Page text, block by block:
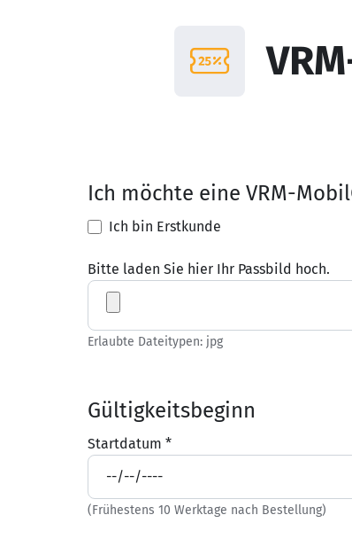
Ich möchte eine VRM-
Ich bin Erstkunde
Bitte laden Sie hier Ihr Passbild hoch.
Erlaubte Dateitypen: jpg
Gültigkeitsbeginn
Startdatum *
(Frühestens 10 Werktage nach Bestellung)